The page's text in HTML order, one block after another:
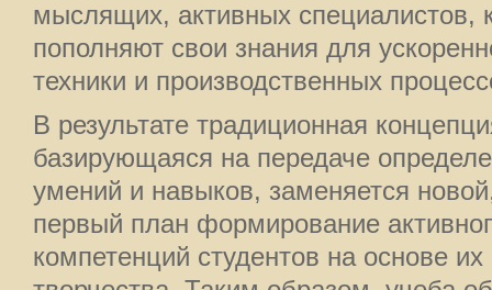
мыслящих, активных специалистов,
пополняют свои знания для
техники и производственных
В результате традиционная
базирующаяся на передаче
умений и навыков, заменяется
первый план формирование
компетенций студентов на основе их